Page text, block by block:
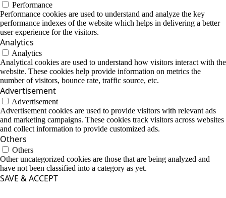
Performance
Performance cookies are used to understand and analyze the key
performance indexes of the website which helps in delivering a better
user experience for the visitors.
Analytics
Analytics
Analytical cookies are used to understand how visitors interact with the
website. These cookies help provide information on metrics the
number of visitors, bounce rate, traffic source, etc.
Advertisement
Advertisement
Advertisement cookies are used to provide visitors with relevant ads
and marketing campaigns. These cookies track visitors across websites
and collect information to provide customized ads.
Others
Others
Other uncategorized cookies are those that are being analyzed and
have not been classified into a category as yet.
SAVE & ACCEPT